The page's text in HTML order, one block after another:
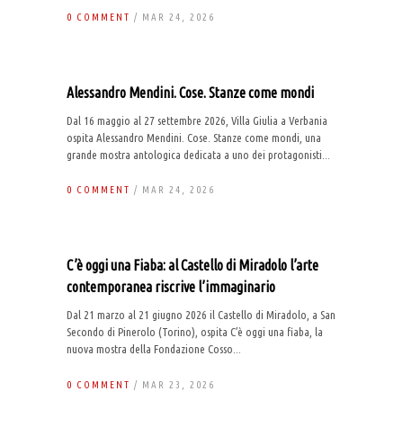
0 COMMENT / MAR 24, 2026
Alessandro Mendini. Cose. Stanze come mondi
Dal 16 maggio al 27 settembre 2026, Villa Giulia a Verbania
ospita Alessandro Mendini. Cose. Stanze come mondi, una
grande mostra antologica dedicata a uno dei protagonisti...
0 COMMENT / MAR 24, 2026
C’è oggi una Fiaba: al Castello di Miradolo l’arte
contemporanea riscrive l’immaginario
Dal 21 marzo al 21 giugno 2026 il Castello di Miradolo, a San
Secondo di Pinerolo (Torino), ospita C’è oggi una fiaba, la
nuova mostra della Fondazione Cosso...
0 COMMENT / MAR 23, 2026